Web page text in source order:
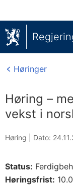
Høringer
Høring –
vekst i
Høring | Dato:
Status:
Høringsfrist: